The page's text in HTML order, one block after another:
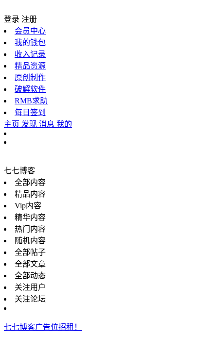
登录 注册
会员中心
我的钱包
收入记录
精品资源
原创制作
破解软件
RMB求助
每日签到
主页 发现 消息 我的
七七博客
全部内容
精品内容
Vip内容
精华内容
热门内容
随机内容
全部帖子
全部文章
全部动态
关注用户
关注论坛
七七博客广告位招租！